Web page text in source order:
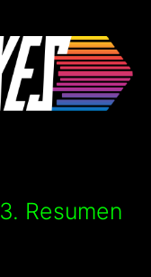
Resumen